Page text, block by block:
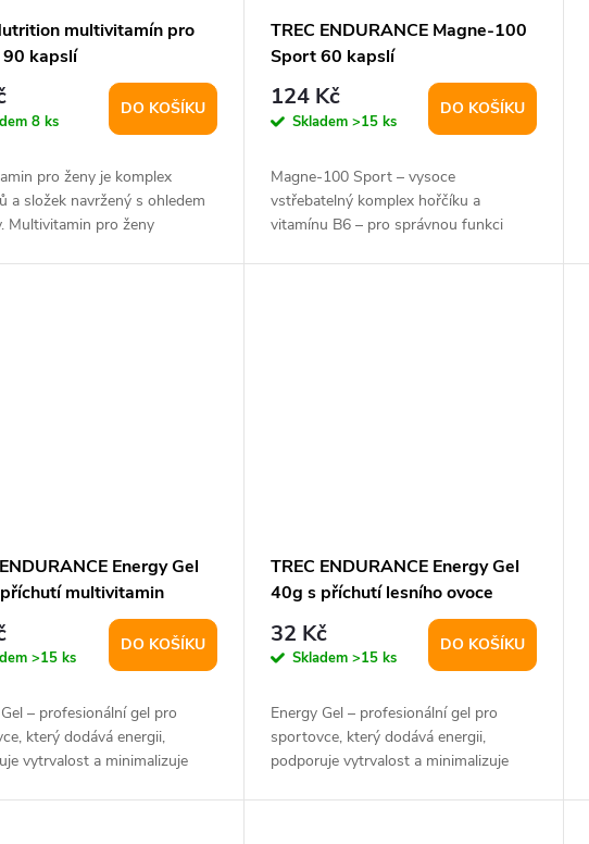
multivitamín pro
90 kapslí
8 ks
DO KOŠÍKU
pro ženy je komplex
a složek navržený s ohledem
Multivitamin pro ženy
TREC ENDURANCE Magne-100
Sport 60 kapslí
124 Kč
Skladem >15 ks
DO KOŠÍKU
Magne-100 Sport – vysoce
vstřebatelný komplex hořčíku a
vitamínu B6 – pro správnou funkci
Energy Gel
multivitamin
>15 ks
DO KOŠÍKU
– profesionální gel pro
který dodává energii,
vytrvalost a minimalizuje
TREC ENDURANCE Energy Gel
40g s příchutí lesního ovoce
32 Kč
Skladem >15 ks
DO KOŠÍKU
Energy Gel – profesionální gel pro
sportovce, který dodává energii,
podporuje vytrvalost a minimalizuje